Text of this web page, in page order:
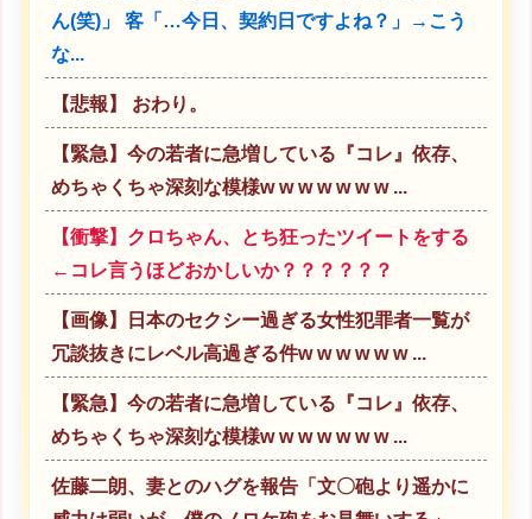
ん(笑)」 客「…今日、契約日ですよね？」→こう
な...
【悲報】 おわり。
【緊急】今の若者に急増している『コレ』依存、
めちゃくちゃ深刻な模様w w w w w w w ...
【衝撃】クロちゃん、とち狂ったツイートをする
←コレ言うほどおかしいか？？？？？？
【画像】日本のセクシー過ぎる女性犯罪者一覧が
冗談抜きにレベル高過ぎる件w w w w w w ...
【緊急】今の若者に急増している『コレ』依存、
めちゃくちゃ深刻な模様w w w w w w w ...
佐藤二朗、妻とのハグを報告「文〇砲より遥かに